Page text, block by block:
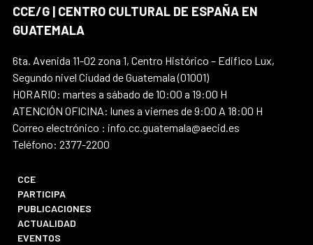
CCE/G | CENTRO CULTURAL DE ESPAÑA EN
GUATEMALA
6ta. Avenida 11-02 zona 1, Centro Histórico – Edifico Lux,
Segundo nivel Ciudad de Guatemala (01001)
HORARIO: martes a sábado de 10:00 a 19:00 H
ATENCIÓN OFICINA: lunes a viernes de 9:00 A 18:00 H
Correo electrónico : info.cc.guatemala@aecid.es
Teléfono: 2377-2200
CCE
PARTICIPA
PUBLICACIONES
ACTUALIDAD
EVENTOS